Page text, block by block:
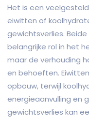
Het is een
eiwitten of
gewichtsverlies.
belangrijke rol in het
maar de verhouding
en behoeften.
opbouw, terwijl
energieaanvulling en
gewichtsverlies kan